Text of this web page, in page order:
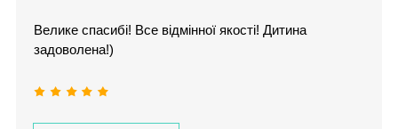
Велике спасибі! Все відмінної якості! Дитина
задоволена!)